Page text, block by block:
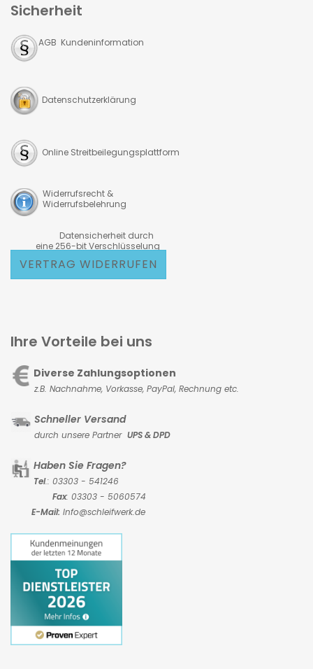
Sicherheit
AGB Kundeninformation
Datenschutzerklärung
Online Streitbeilegungsplattform
Widerrufsrecht &
Widerrufsbelehrung
Datensicherheit durch
eine 256-bit Verschlüsselung
VERTRAG WIDERRUFEN
Ihre Vorteile bei uns
Diverse Zahlungsoptionen
z.B. Nachnahme, Vorkasse, PayPal, Rechnung etc.
Schneller Versand
durch unsere Partner UPS & DPD
Haben Sie Fragen?
Tel.: 03303 - 541246
Fax: 03303 - 5060574
E-Mail: Info@schleifwerk.de